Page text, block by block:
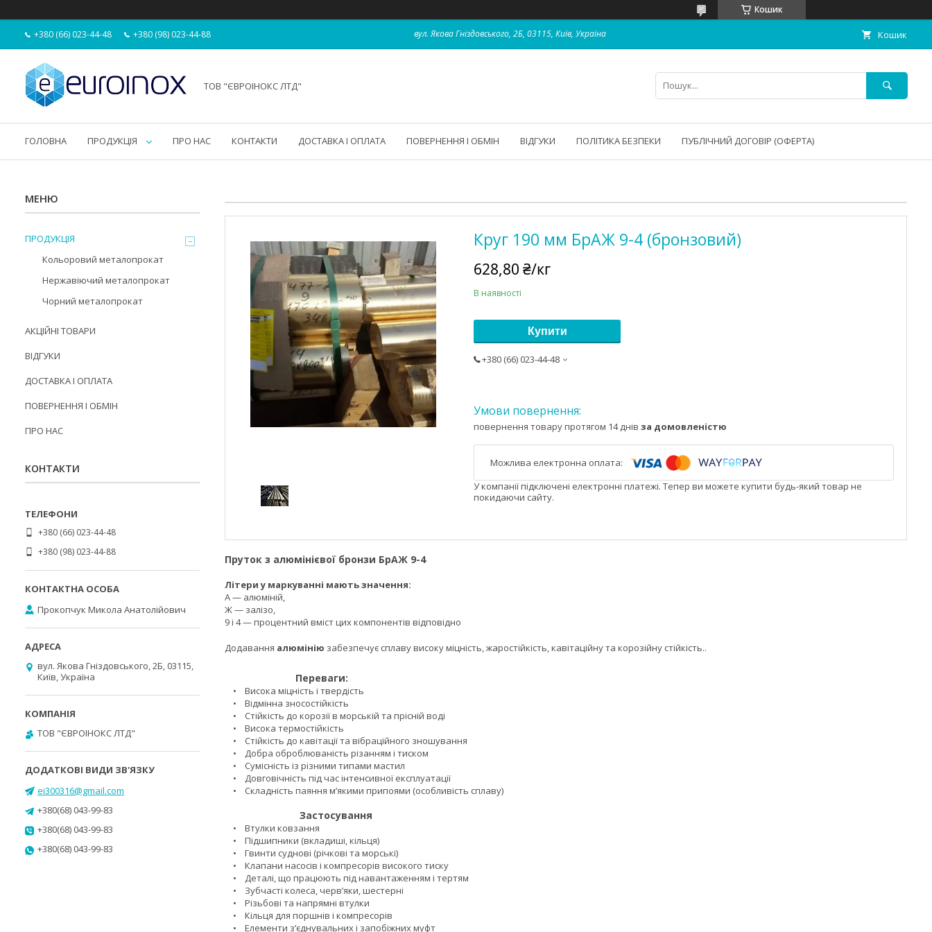
Кошик
+380 (66) 023-44-48 +380 (98) 023-44-88 вул. Якова Гніздовського, 2Б, 03115, Київ, Україна Кошик
ТОВ "ЄВРОІНОКС ЛТД"
ГОЛОВНА ПРОДУКЦІЯ ПРО НАС КОНТАКТИ ДОСТАВКА І ОПЛАТА ПОВЕРНЕННЯ І ОБМІН ВІДГУКИ ПОЛІТИКА БЕЗПЕКИ ПУБЛІЧНИЙ ДОГОВІР (ОФЕРТА)
Круг 190 мм БрАЖ 9-4 (бронзовий)
628,80 ₴/кг
В наявності
Купити
+380 (66) 023-44-48
повернення товару протягом 14 днів за домовленістю
У компанії підключені електронні платежі. Тепер ви можете купити будь-який товар не
покидаючи сайту.
Пруток з алюмінієвої бронзи БрАЖ 9-4
Літери у маркуванні мають значення:
А — алюміній,
Ж — залізо,
9 і 4 — процентний вміст цих компонентів відповідно
Додавання алюмінію забезпечує сплаву високу міцність, жаростійкість, кавітаційну та корозійну стійкість..
Переваги:
• Висока міцність і твердість
• Відмінна зносостійкість
• Стійкість до корозії в морській та прісній воді
• Висока термостійкість
• Стійкість до кавітації та вібраційного зношування
• Добра оброблюваність різанням і тиском
• Сумісність із різними типами мастил
• Довговічність під час інтенсивної експлуатації
• Складність паяння м’якими припоями (особливість сплаву)
Застосування
• Втулки ковзання
• Підшипники (вкладиші, кільця)
• Гвинти суднові (річкові та морські)
• Клапани насосів і компресорів високого тиску
• Деталі, що працюють під навантаженням і тертям
• Зубчасті колеса, черв’яки, шестерні
• Різьбові та напрямні втулки
• Кільця для поршнів і компресорів
• Елементи з’єднувальних і запобіжних муфт
ПРОДУКЦІЯ
Кольоровий металопрокат
Нержавіючий металопрокат
Чорний металопрокат
АКЦІЙНІ ТОВАРИ
ВІДГУКИ
ДОСТАВКА І ОПЛАТА
ПОВЕРНЕННЯ І ОБМІН
ПРО НАС
КОНТАКТИ
+380 (66) 023-44-48
+380 (98) 023-44-88
Прокопчук Микола Анатолійович
вул. Якова Гніздовського, 2Б, 03115,
Київ, Україна
ТОВ "ЄВРОІНОКС ЛТД"
ei300316@gmail.com
+380(68) 043-99-83
+380(68) 043-99-83
+380(68) 043-99-83